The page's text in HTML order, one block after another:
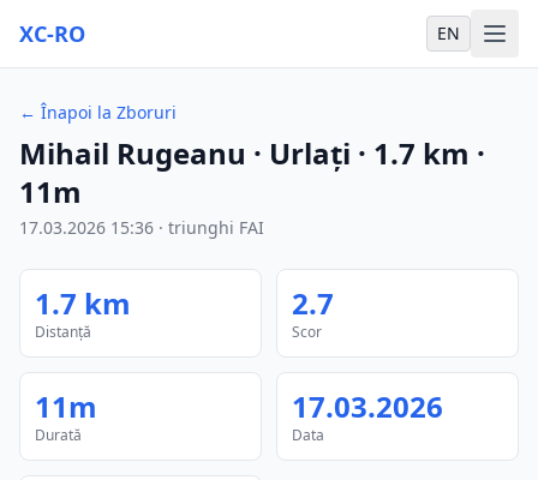
XC-RO EN
← Înapoi la Zboruri
Mihail Rugeanu · Urlați · 1.7 km ·
11m
17.03.2026 15:36 · triunghi FAI
1.7 km
Distanță
2.7
Scor
11m
Durată
17.03.2026
Data